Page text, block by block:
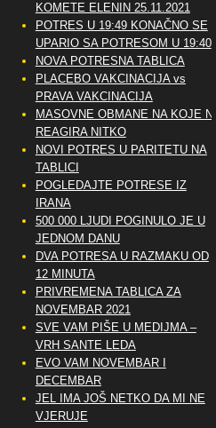
KOMETE ELENIN 25.11.2021
POTRES U 19:49 KONAČNO SE
UPARIO SA POTRESOM U 19:40
NOVA POTRESNA TABLICA
PLACEBO VAKCINACIJA vs
PRAVA VAKCINACIJA
MASOVNE OBMANE NA KOJE NE
REAGIRA NITKO
NOVI POTRES U PARITETU NA
TABLICI
POGLEDAJTE POTRESE IZ
IRANA
500 000 LJUDI POGINULO JE U
JEDNOM DANU
DVA POTRESA U RAZMAKU OD
12 MINUTA
PRIVREMENA TABLICA ZA
NOVEMBAR 2021
SVE VAM PIŠE U MEDIJMA –
VRH SANTE LEDA
EVO VAM NOVEMBAR I
DECEMBAR
JEL IMA JOŠ NETKO DA MI NE
VJERUJE